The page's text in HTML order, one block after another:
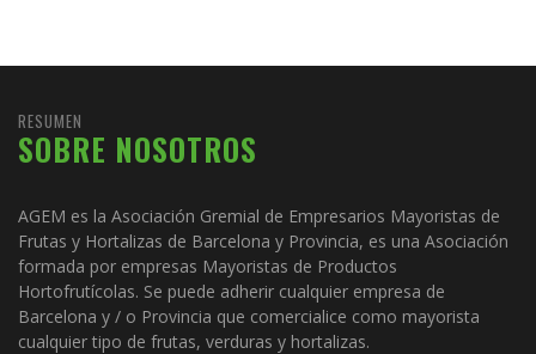
RESUMEN
SOBRE NOSOTROS
AGEM es la Asociación Gremial de Empresarios Mayoristas de
Frutas y Hortalizas de Barcelona y Provincia, es una Asociación
formada por empresas Mayoristas de Productos
Hortofrutícolas. Se puede adherir cualquier empresa de
Barcelona y / o Provincia que comercialice como mayorista
cualquier tipo de frutas, verduras y hortalizas.